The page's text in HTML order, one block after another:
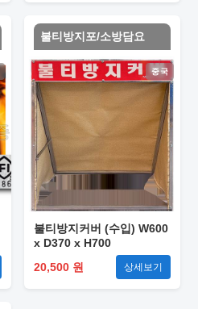
불티방지포/소방담요
중국
불티방지커버 (수입) W600
x D370 x H700
20,500 원
상세보기